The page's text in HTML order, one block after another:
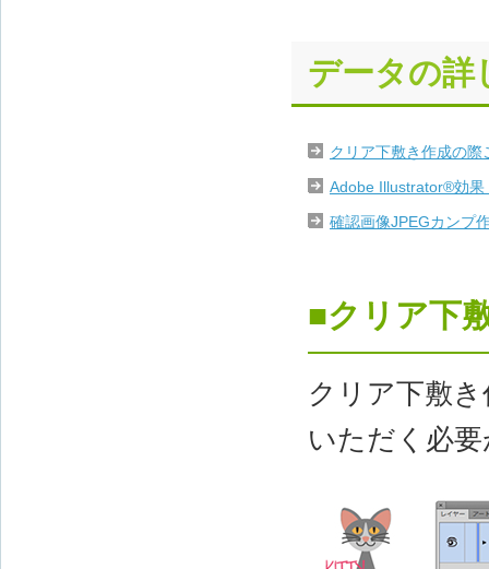
データの詳
クリア下敷き作成の際
Adobe Illustrator®効果
確認画像JPEGカンプ
■クリア下
クリア下敷
いただく必